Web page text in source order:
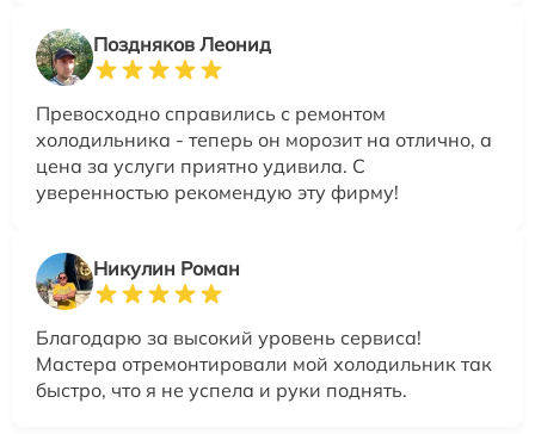
Поздняков Леонид
Превосходно справились с ремонтом
холодильника - теперь он морозит на отлично, а
цена за услуги приятно удивила. С
уверенностью рекомендую эту фирму!
Никулин Роман
Благодарю за высокий уровень сервиса!
Мастера отремонтировали мой холодильник так
быстро, что я не успела и руки поднять.